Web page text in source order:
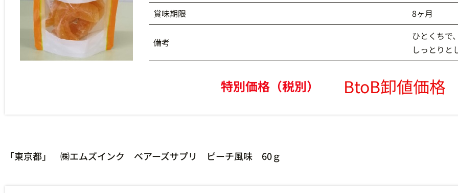
賞味期限
8ヶ月
備考
ひとくちで
しっとりと
特別価格（税別） BtoB卸値価格
「東京都」 ㈱エムズインク ベアーズサプリ ピーチ風味 60ｇ